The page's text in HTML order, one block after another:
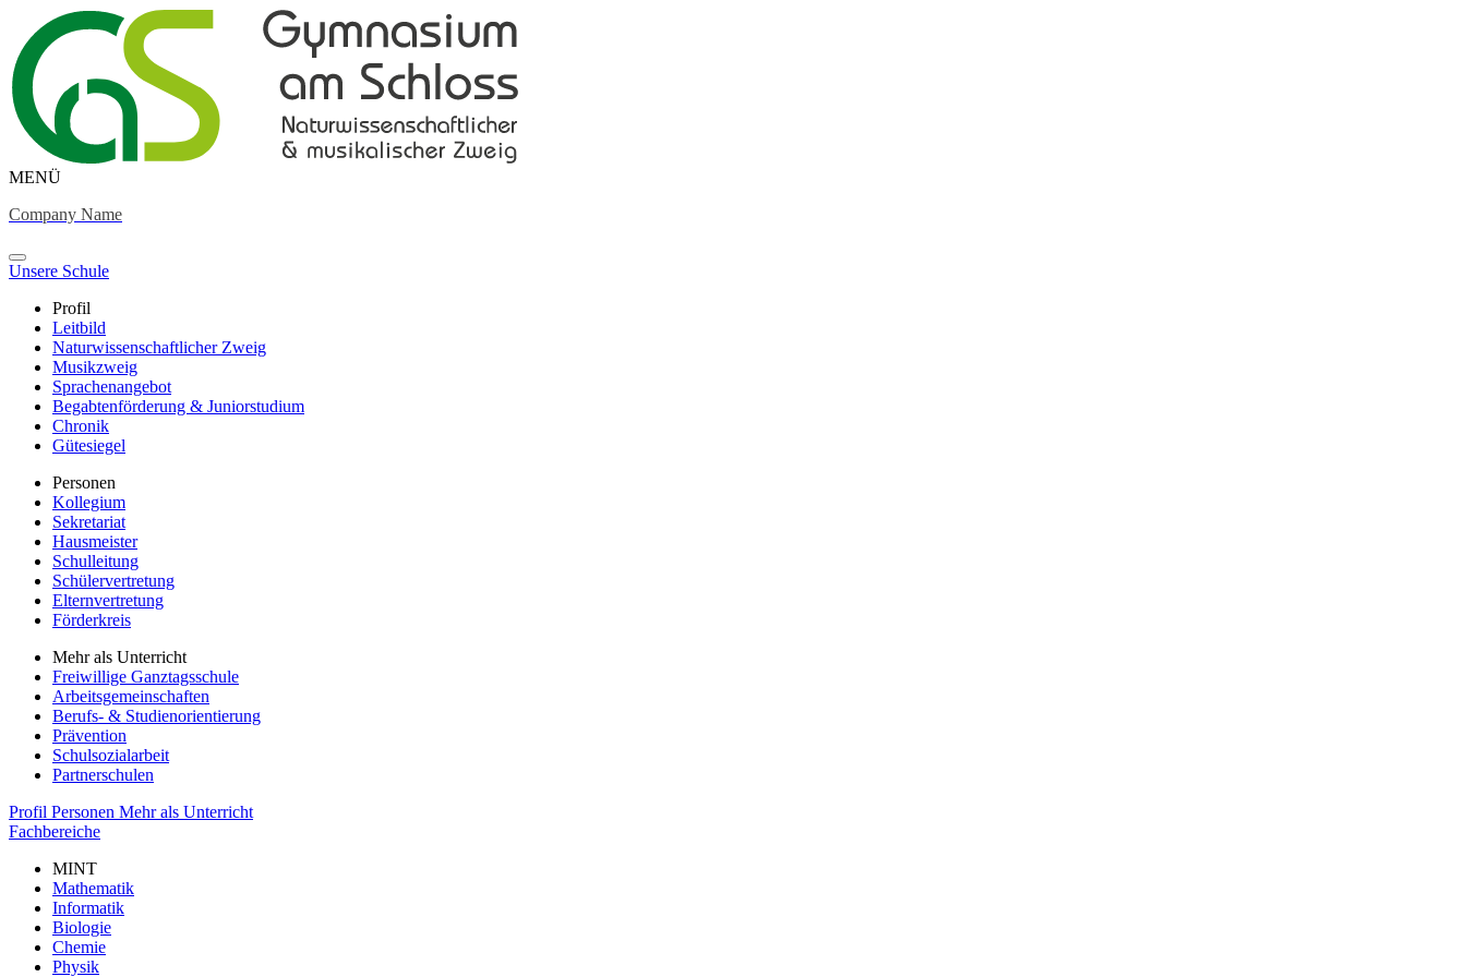
MENÜ
Company Name
Unsere Schule
Profil
Leitbild
Naturwissenschaftlicher Zweig
Musikzweig
Sprachenangebot
Begabtenförderung & Juniorstudium
Chronik
Gütesiegel
Personen
Kollegium
Sekretariat
Hausmeister
Schulleitung
Schülervertretung
Elternvertretung
Förderkreis
Mehr als Unterricht
Freiwillige Ganztagsschule
Arbeitsgemeinschaften
Berufs- & Studienorientierung
Prävention
Schulsozialarbeit
Partnerschulen
Profil Personen Mehr als Unterricht
Fachbereiche
MINT
Mathematik
Informatik
Biologie
Chemie
Physik